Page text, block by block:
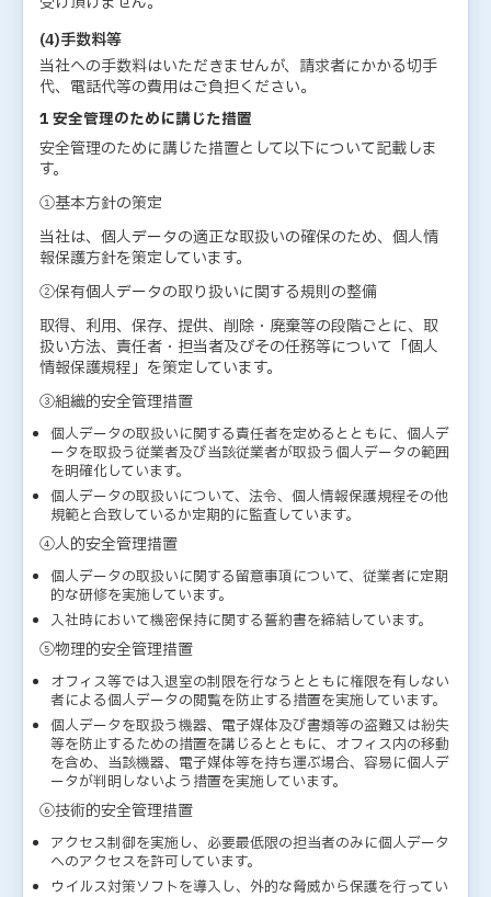
(4)手数料等
当社への手数料はいただきませんが、請求者にかかる切手
代、電話代等の費用はご負担ください。
1 安全管理のために講じた措置
安全管理のために講じた措置として以下について記載しま
す。
①基本方針の策定
当社は、個人データの適正な取扱いの確保のため、個人情
報保護方針を策定しています。
②保有個人データの取り扱いに関する規則の整備
取得、利用、保存、提供、削除・廃棄等の段階ごとに、取
扱い方法、責任者・担当者及びその任務等について「個人
情報保護規程」を策定しています。
③組織的安全管理措置
個人データの取扱いに関する責任者を定めるとともに、個人デ
ータを取扱う従業者及び当該従業者が取扱う個人データの範囲
を明確化しています。
個人データの取扱いについて、法令、個人情報保護規程その他
規範と合致しているか定期的に監査しています。
④人的安全管理措置
個人データの取扱いに関する留意事項について、従業者に定期
的な研修を実施しています。
入社時において機密保持に関する誓約書を締結しています。
⑤物理的安全管理措置
オフィス等では入退室の制限を行なうとともに権限を有しない
者による個人データの閲覧を防止する措置を実施しています。
個人データを取扱う機器、電子媒体及び書類等の盗難又は紛失
等を防止するための措置を講じるとともに、オフィス内の移動
を含め、当該機器、電子媒体等を持ち運ぶ場合、容易に個人デ
ータが判明しないよう措置を実施しています。
⑥技術的安全管理措置
アクセス制御を実施し、必要最低限の担当者のみに個人データ
へのアクセスを許可しています。
ウイルス対策ソフトを導入し、外的な脅威から保護を行ってい